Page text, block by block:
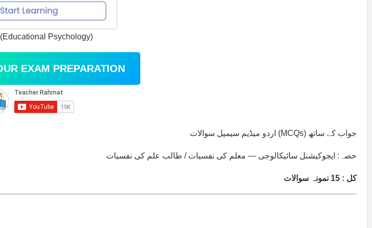
Psychology)
EXAM PREPARATION
اردو میڈیم سیمپل سوالات (MCQs) جواب کے ساتھ
حصہ: ایجوکیشنل سائیکالوجی — معلم کی نفسیات / طالب علم کی نفسیات
کل : 15 نمونہ سوالات